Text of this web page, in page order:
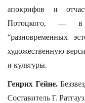
апокрифов и
Потоцкого, — в
“разновременных
художественную
и культуры.
Генрих Гейне.
Составитель Г.